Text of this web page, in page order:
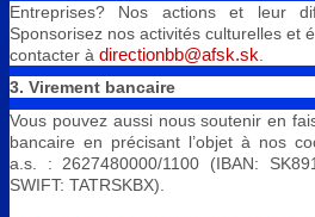
Entreprises? Nos actions et leur
Sponsorisez nos activités culturelles et
contacter à directionbb@afsk.sk
3. Virement bancaire
Vous pouvez aussi nous soutenir en
bancaire en précisant l’objet à nos
a.s. : 2627480000/1100 (IBAN:
SWIFT: TATRSKBX).